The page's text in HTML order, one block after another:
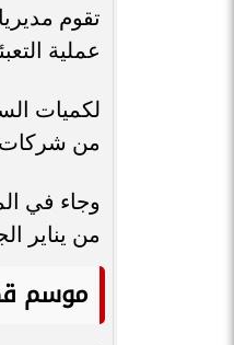
تقوم
عملية
لكميات
من شركات
من يناير
موسم